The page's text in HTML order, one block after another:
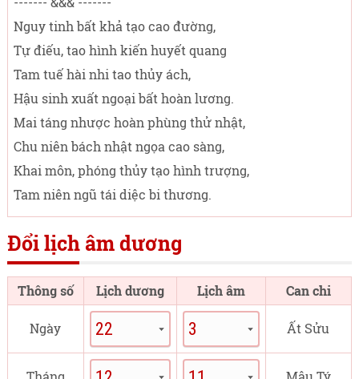
Nguy tinh bất khả tạo cao đường,
Tự điếu, tao hình kiến huyết quang
Tam tuế hài nhi tao thủy ách,
Hậu sinh xuất ngoại bất hoàn lương.
Mai táng nhược hoàn phùng thử nhật,
Chu niên bách nhật ngọa cao sàng,
Khai môn, phóng thủy tạo hình trượng,
Tam niên ngũ tái diệc bi thương.
Đổi lịch âm dương
Thông số Lịch dương Lịch âm Can chi
Ngày Ất Sửu